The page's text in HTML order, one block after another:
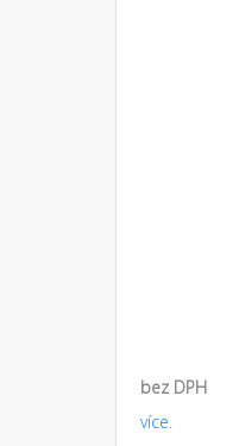
bez DPH
více.